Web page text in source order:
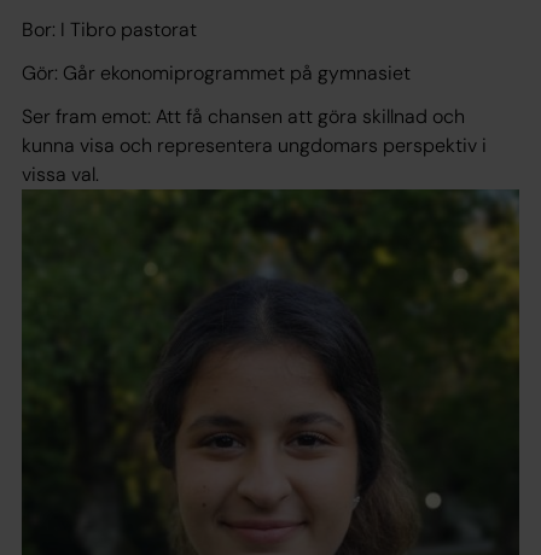
Bor: I Tibro pastorat
Gör: Går ekonomiprogrammet på gymnasiet
Ser fram emot: Att få chansen att göra skillnad och
kunna visa och representera ungdomars perspektiv i
vissa val.